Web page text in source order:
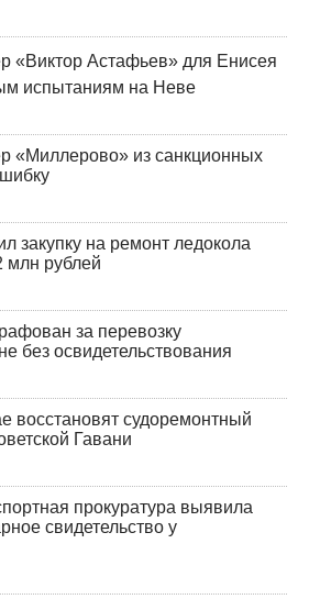
«Виктор Астафьев» для Енисея
испытаниям на Неве
«Миллерово» из санкционных
закупку на ремонт ледокола
млн рублей
за перевозку
без освидетельствования
восстановят судоремонтный
Гавани
прокуратура выявила
свидетельство у